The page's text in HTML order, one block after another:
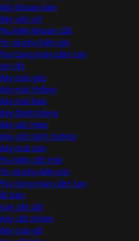
khoan bàn
vặn vít
kiện khoan cắt
và phụ kiện pin
tùng máy cầm tay
cắt
mài góc
mài thẳng
mài bàn
đánh bóng
vát mép
cắt rãnh tường
mài sàn
kiện cắt mài
và phụ kiện pin
tùng máy cầm tay
bàn
cắt sắt
cắt nhôm
cưa gỗ